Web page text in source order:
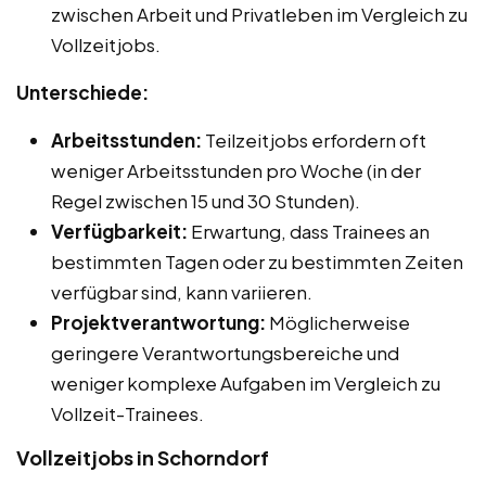
zwischen Arbeit und Privatleben im Vergleich zu
Vollzeitjobs.
Unterschiede:
Arbeitsstunden: Teilzeitjobs erfordern oft
weniger Arbeitsstunden pro Woche (in der
Regel zwischen 15 und 30 Stunden).
Verfügbarkeit: Erwartung, dass Trainees an
bestimmten Tagen oder zu bestimmten Zeiten
verfügbar sind, kann variieren.
Projektverantwortung: Möglicherweise
geringere Verantwortungsbereiche und
weniger komplexe Aufgaben im Vergleich zu
Vollzeit-Trainees.
Vollzeitjobs in Schorndorf